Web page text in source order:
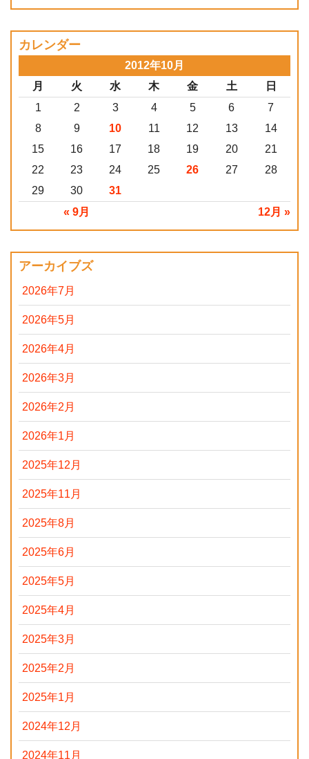
カレンダー
2012年10月
月
火 水 木 金 土 日
« 9月 12月 »
1 2 3 4 5 6
7
8
9 10 11 12 13
14
15
16 17 18 19 20
21
22
23 24 25 26 27
28
29
30 31
アーカイブズ
2026年7月
2026年5月
2026年4月
2026年3月
2026年2月
2026年1月
2025年12月
2025年11月
2025年8月
2025年6月
2025年5月
2025年4月
2025年3月
2025年2月
2025年1月
2024年12月
2024年11月